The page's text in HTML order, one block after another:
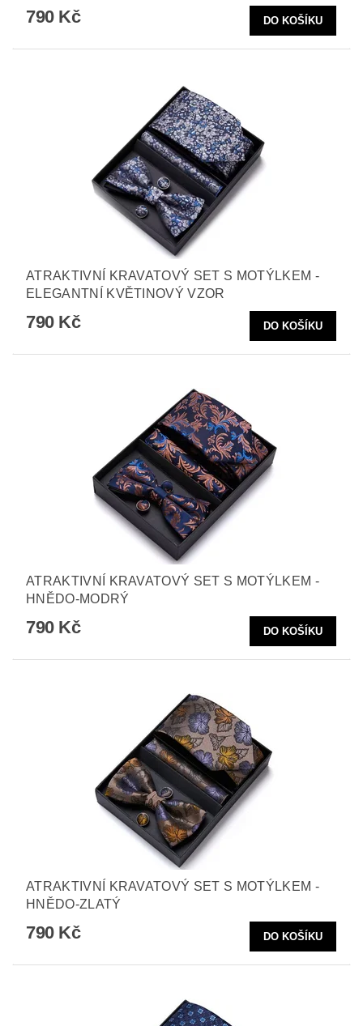
790 Kč
ATRAKTIVNÍ KRAVATOVÝ SET S MOTÝLKEM -
ELEGANTNÍ KVĚTINOVÝ VZOR
790 Kč
ATRAKTIVNÍ KRAVATOVÝ SET S MOTÝLKEM -
HNĚDO-MODRÝ
790 Kč
ATRAKTIVNÍ KRAVATOVÝ SET S MOTÝLKEM -
HNĚDO-ZLATÝ
790 Kč